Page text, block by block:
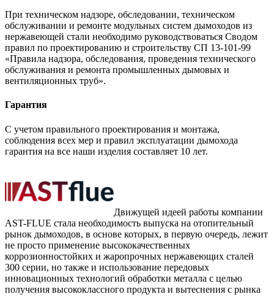
При техническом надзоре, обследовании, техническом
обслуживании и ремонте модульных систем дымоходов из
нержавеющей стали необходимо руководствоваться Сводом
правил по проектированию и строительству СП 13-101-99
«Правила надзора, обследования, проведения технического
обслуживания и ремонта промышленных дымовых и
вентиляционных труб».
Гарантия
С учетом правильного проектирования и монтажа,
соблюдения всех мер и правил эксплуатации дымохода
гарантия на все наши изделия составляет 10 лет.
Движущей идеей работы компании
AST-FLUE стала необходимость выпуска на отопительный
рынок дымоходов, в основе которых, в первую очередь, лежит
не просто применение высококачественных
коррозионностойких и жаропрочных нержавеющих сталей
300 серии, но также и использование передовых
инновационных технологий обработки металла с целью
получения высококлассного продукта и вытеснения с рынка